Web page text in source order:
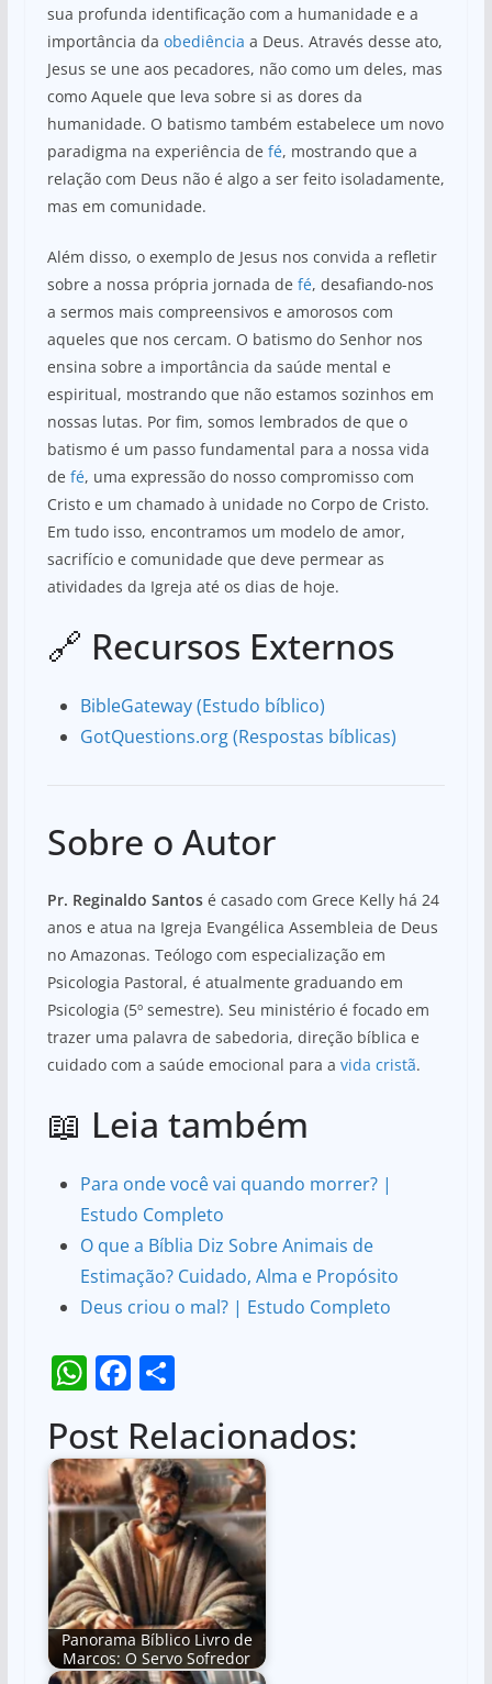
sua profunda identificação com a humanidade e a
importância da obediência a Deus. Através desse ato,
Jesus se une aos pecadores, não como um deles, mas
como Aquele que leva sobre si as dores da
humanidade. O batismo também estabelece um novo
paradigma na experiência de fé, mostrando que a
relação com Deus não é algo a ser feito isoladamente,
mas em comunidade.
Além disso, o exemplo de Jesus nos convida a refletir
sobre a nossa própria jornada de fé, desafiando-nos
a sermos mais compreensivos e amorosos com
aqueles que nos cercam. O batismo do Senhor nos
ensina sobre a importância da saúde mental e
espiritual, mostrando que não estamos sozinhos em
nossas lutas. Por fim, somos lembrados de que o
batismo é um passo fundamental para a nossa vida
de fé, uma expressão do nosso compromisso com
Cristo e um chamado à unidade no Corpo de Cristo.
Em tudo isso, encontramos um modelo de amor,
sacrifício e comunidade que deve permear as
atividades da Igreja até os dias de hoje.
🔗 Recursos Externos
BibleGateway (Estudo bíblico)
GotQuestions.org (Respostas bíblicas)
Sobre o Autor
Pr. Reginaldo Santosé casado com Grece Kelly há 24
anos e atua na Igreja Evangélica Assembleia de Deus
no Amazonas. Teólogo com especialização em
Psicologia Pastoral, é atualmente graduando em
Psicologia (5º semestre). Seu ministério é focado em
trazer uma palavra de sabedoria, direção bíblica e
cuidado com a saúde emocional para a vida cristã.
📖 Leia também
Para onde você vai quando morrer? |
Estudo Completo
O que a Bíblia Diz Sobre Animais de
Estimação? Cuidado, Alma e Propósito
Deus criou o mal? | Estudo Completo
W
at
s
A
p
p
F
c
e
b
o
o
k
S
ar
e
Post Relacionados:
Panorama Bíblico Livro de
Marcos: O Servo Sofredor